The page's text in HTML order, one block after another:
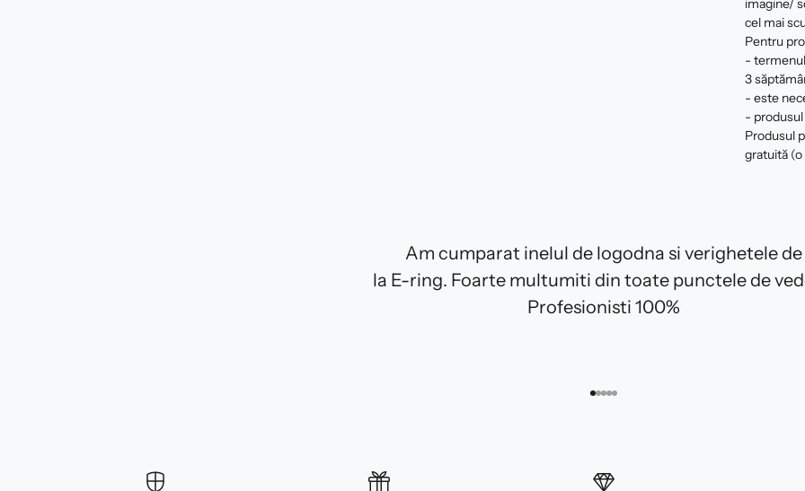
imagine/
cel mai
Pentru
-
3
- este
-
Produsul
gratuită (o
Am cumparat inelul de logodna si verighetele de
la E-ring. Foarte multumiti din toate punctele de
Profesionisti 100%
Mergi la articolul 1
Mergi la articolul 2
Mergi la articolul 3
Mergi la articolul 4
Mergi la articolul 5